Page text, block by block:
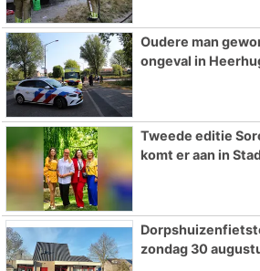
Oudere man
ongeval in
Tweede editie
komt er aan in
zondag 30